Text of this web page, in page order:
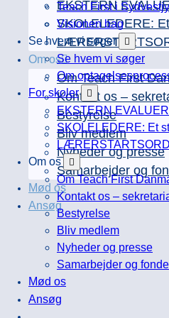
EKSTERN
SKOLELEDERE:
Om os
Om Teach First
Kontakt os –
Bestyrelse
Bliv medlem
Nyheder og presse
Samarbejder og
Mød os
Ansøg
Teach First i
Visionen bag
Se hvem vi søger
Se hvem vi søger
Om
For skoler
EKSTERN
SKOLELEDERE: Et
Om os
Om Teach First
Kontakt os –
Bestyrelse
Bliv medlem
Nyheder og presse
Samarbejder og fonde
Mød os
Ansøg